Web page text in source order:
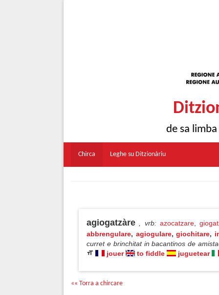
de sa
Chirca Leghe su Ditzionàriu
agiogatzàre , vrb: azocatzare ,
abbrengulare, agiogulare,giochitare,
curret e brinchitat in bacantinos de
jouer
to fiddle juguetear
«« Torra a chircare